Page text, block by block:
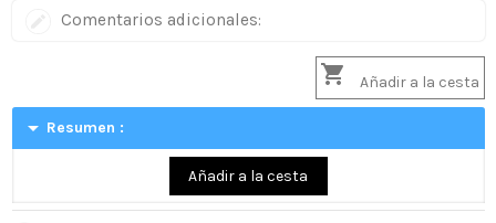
Comentarios adicionales:
 Añadir a la cesta
arrow_drop_down Resumen :
Añadir a la cesta